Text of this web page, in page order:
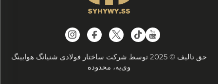
حق تالیف © 2025 توسط شرکت ساختار فولادی شنیانگ هوایینگ
وی‌یه، محدوده